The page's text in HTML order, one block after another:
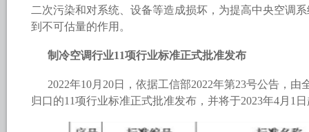
二次污染和对系统、设备等造成损坏，为提高中央空调
到不可估量的作用。
制冷空调行业11项行业标准正式批准发布
2022年10月20日，依据工信部2022年第23号公告，
归口的11项行业标准正式批准发布，并将于2023年4月1